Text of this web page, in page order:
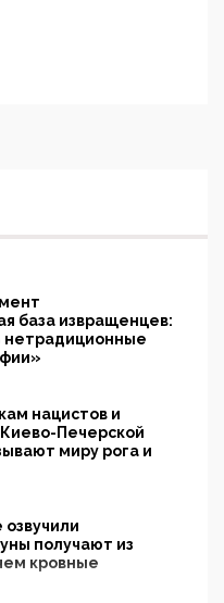
база извращенцев:
нетрадиционные
нацистов и
Печерской
миру рога и
получают из
кровные